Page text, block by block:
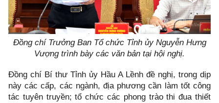
Đồng chí Trưởng Ban Tổ chức Tỉnh ủy Nguyễn Hưng
Vượng trình bày các văn bản tại hội nghị.
Đồng chí Bí thư Tỉnh ủy Hầu A Lềnh đề nghị, trong dịp
này các cấp, các ngành, địa phương cần làm tốt công
tác tuyên truyền; tổ chức các phong trào thi đua thiết